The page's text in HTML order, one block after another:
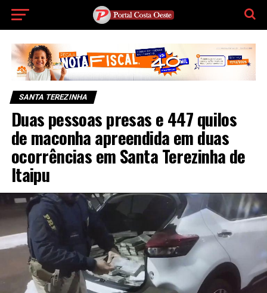
SANTA TEREZINHA
Duas pessoas presas e 447 quilos
de maconha apreendida em duas
ocorrências em Santa Terezinha de
Itaipu